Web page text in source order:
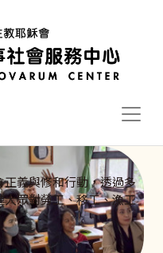
義與修和行動，透過多
眾對勞工、移工、漁工